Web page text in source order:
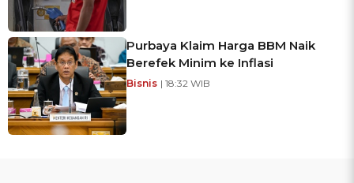
Purbaya Klaim Harga BBM Naik
Berefek Minim ke Inflasi
Bisnis | 18:32 WIB